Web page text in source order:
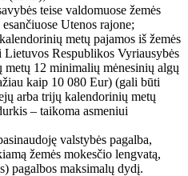
teise valdomuose žemės
Utenos rajone;
metų pajamos iš žemės
Lietuvos Respublikos Vyriausybės
12 minimalių mėnesinių algų
kaip 10 080 Eur) (gali būti
arba trijų kalendorinių metų
– taikoma asmeniui
valstybės pagalba,
žemės mokesčio lengvatą,
pagalbos maksimalų dydį.